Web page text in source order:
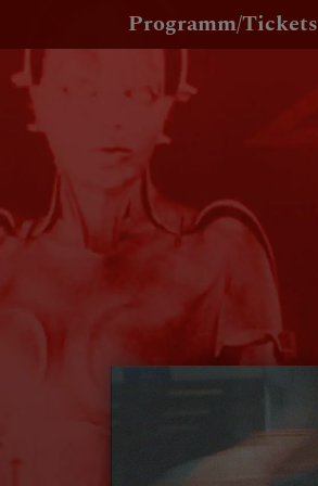
Programm/Tickets